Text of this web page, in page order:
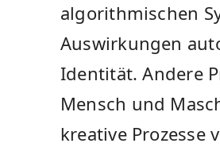
algorithmischen
Auswirkungen
Identität. Andere
Mensch und
kreative Prozesse